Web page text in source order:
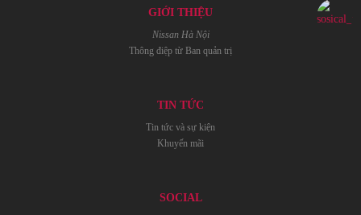
GIỚI THIỆU
Nissan Hà Nội
Thông điệp từ Ban quản trị
TIN TỨC
Tin tức và sự kiện
Khuyến mãi
SOCIAL